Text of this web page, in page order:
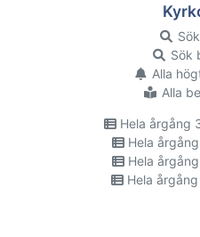
Sök
Alla
Alla
Hela årgång
Hela
Hela
Hela